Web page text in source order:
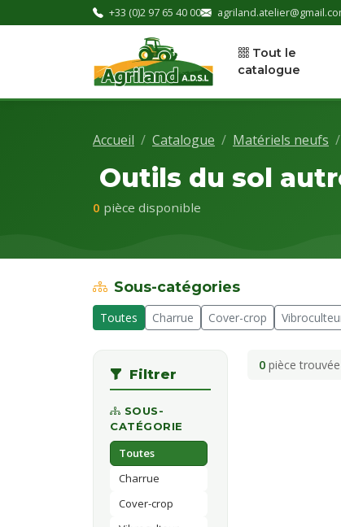
+33 (0)2 97 65 40 00
Tout le
catalogue
Accueil Catalogue Matériels neufs
Outils du sol
0 pièce disponible
Sous-catégories
Toutes Charrue Cover-crop
Filtrer
SOUS-
CATÉGORIE
Toutes
Charrue
Cover-crop
0 pièce trouvée